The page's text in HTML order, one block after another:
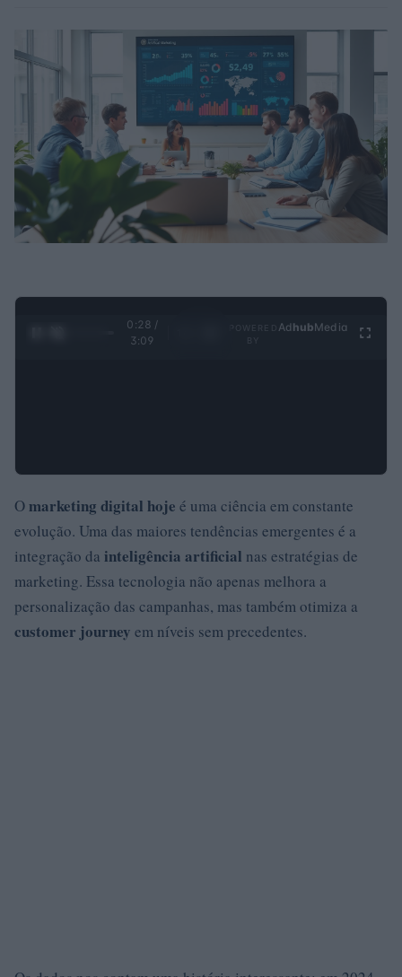
0:28 /
3:09
Ad hubMedia
Omarketing digital hoje é uma ciência em constante
evolução. Uma das maiores tendências emergentes é a
integração da inteligência artificial nas estratégias de
marketing. Essa tecnologia não apenas melhora a
personalização das campanhas, mas também otimiza a
customer journey em níveis sem precedentes.